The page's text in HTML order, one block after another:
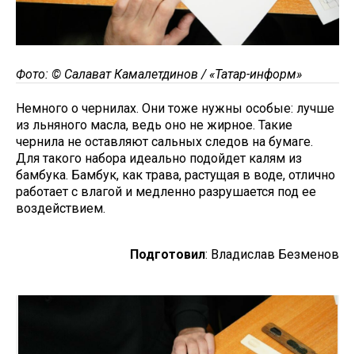
Фото: © Салават Камалетдинов / «Татар-информ»
Немного о чернилах. Они тоже нужны особые: лучше
из льняного масла, ведь оно не жирное. Такие
чернила не оставляют сальных следов на бумаге.
Для такого набора идеально подойдет калям из
бамбука. Бамбук, как трава, растущая в воде, отлично
работает с влагой и медленно разрушается под ее
воздействием.
Подготовил: Владислав Безменов